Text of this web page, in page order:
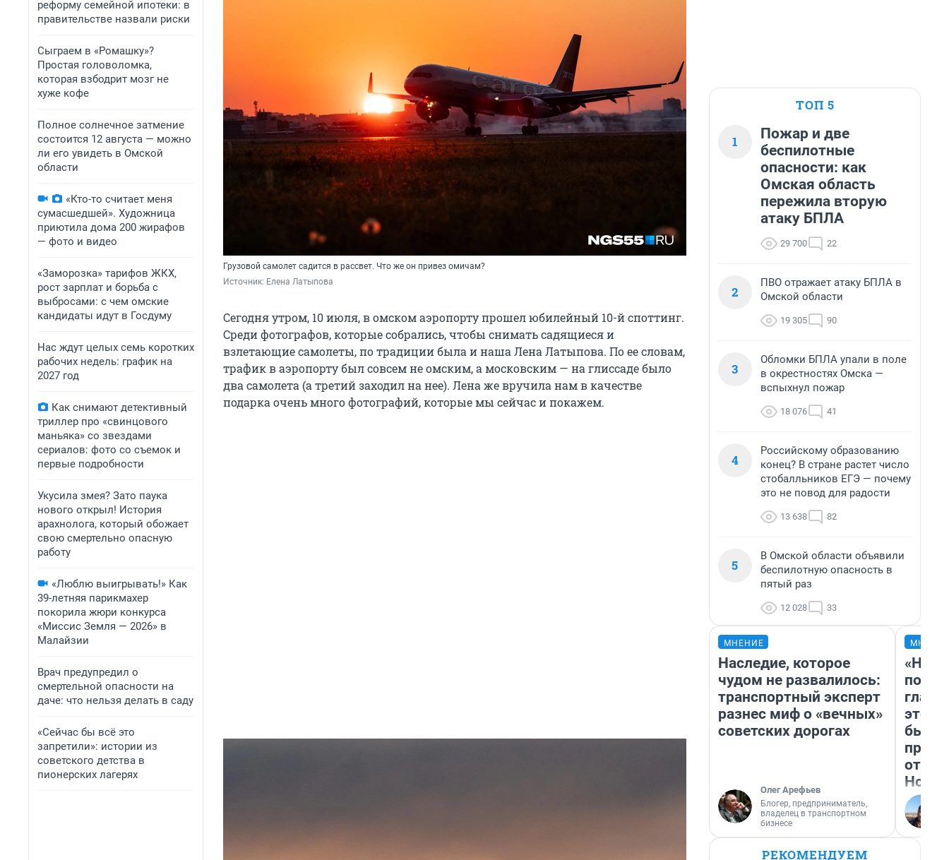
реформу семейной ипотеки: в
правительстве назвали риски
Сыграем в «Ромашку»?
Простая головоломка,
которая взбодрит мозг не
хуже кофе
Полное солнечное затмение
состоится 12 августа — можно
ли его увидеть в Омской
области
«Кто-то считает меня
сумасшедшей». Художница
приютила дома 200 жирафов
— фото и видео
«Заморозка» тарифов ЖКХ,
рост зарплат и борьба с
выбросами: с чем омские
кандидаты идут в Госдуму
Нас ждут целых семь коротких
рабочих недель: график на
2027 год
Как снимают детективный
триллер про «свинцового
маньяка» со звездами
сериалов: фото со съемок и
первые подробности
Укусила змея? Зато паука
нового открыл! История
арахнолога, который обожает
свою смертельно опасную
работу
«Люблю выигрывать!» Как
39-летняя парикмахер
покорила жюри конкурса
«Миссис Земля — 2026» в
Малайзии
Врач предупредил о
смертельной опасности на
даче: что нельзя делать в саду
«Сейчас бы всё это
запретили»: истории из
советского детства в
пионерских лагерях
Грузовой самолет садится в рассвет. Что же он привез омичам?
Источник: Елена Латыпова
Сегодня утром, 10 июля, в омском аэропорту прошел юбилейный 10-й споттинг.
Среди фотографов, которые собрались, чтобы снимать садящиеся и
взлетающие самолеты, по традиции была и наша Лена Латыпова. По ее словам,
трафик в аэропорту был совсем не омским, а московским — на глиссаде было
два самолета (а третий заходил на нее). Лена же вручила нам в качестве
подарка очень много фотографий, которые мы сейчас и покажем.
ТОП 5
1
Пожар и две
беспилотные
опасности: как
Омская область
пережила вторую
атаку БПЛА
29 700 22
2
ПВО отражает атаку БПЛА в
Омской области
19 305 90
3
Обломки БПЛА упали в поле
в окрестностях Омска —
вспыхнул пожар
18 076 41
4
Российскому образованию
конец? В стране растет число
стобалльников ЕГЭ — почему
это не повод для радости
13 638 82
5
В Омской области объявили
беспилотную опасность в
пятый раз
12 028 33
МНЕНИЕ
Наследие, которое
чудом не развалилось:
транспортный эксперт
разнес миф о «вечных»
советских дорогах
Олег Арефьев
Блогер, предприниматель,
владелец в транспортном
бизнесе
этого
бьет
РЕКОМЕНДУЕМ